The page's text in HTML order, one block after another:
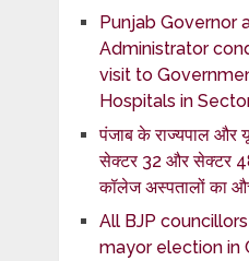
Punjab Governor
Administrator
visit to
Hospitals in
पंजाब के राज्यपाल और
सेक्टर 32 और सेक्टर
कॉलेज अस्पतालों का
All BJP
mayor election in